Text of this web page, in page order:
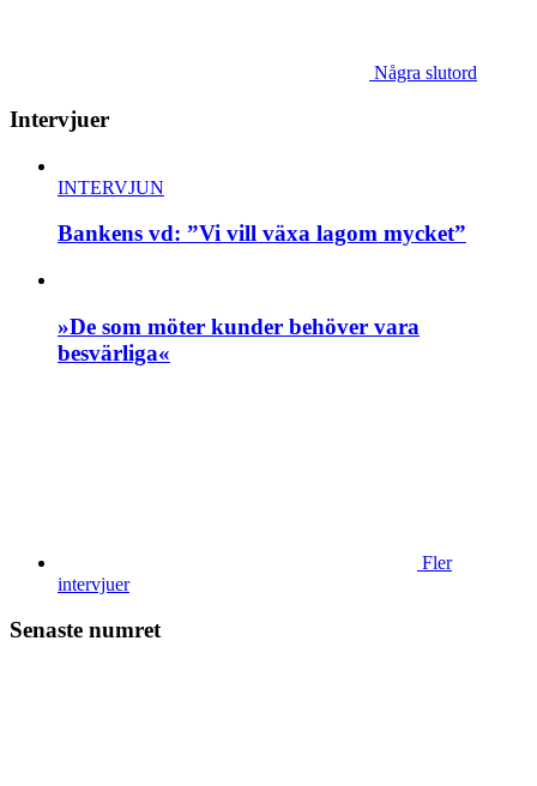
Några slutord
Intervjuer
INTERVJUN
Bankens vd: ”Vi vill växa lagom mycket”
»De som möter kunder behöver vara
besvärliga«
Fler
intervjuer
Senaste numret